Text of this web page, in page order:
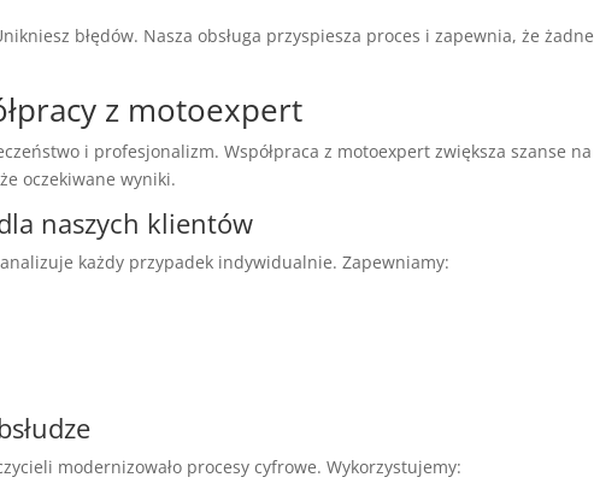
błędów. Nasza obsługa przyspiesza proces i zapewnia, że żadne
z motoexpert
i profesjonalizm. Współpraca z motoexpert zwiększa szanse na
oczekiwane wyniki.
naszych klientów
każdy przypadek indywidualnie. Zapewniamy:
modernizowało procesy cyfrowe. Wykorzystujemy: